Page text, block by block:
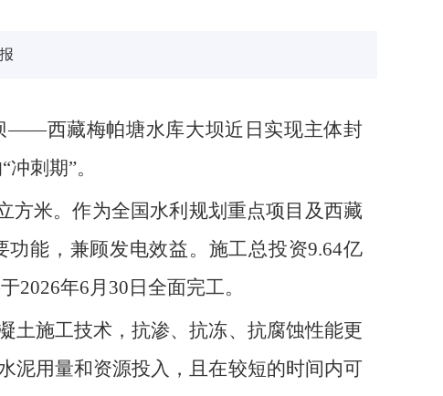
——西藏梅帕塘水库大坝近日实现主体封
刺期”。
方米。作为全国水利规划重点项目及西藏
能，兼顾发电效益。施工总投资9.64亿
2026年6月30日全面完工。
土施工技术，抗渗、抗冻、抗腐蚀性能更
泥用量和资源投入，且在较短的时间内可